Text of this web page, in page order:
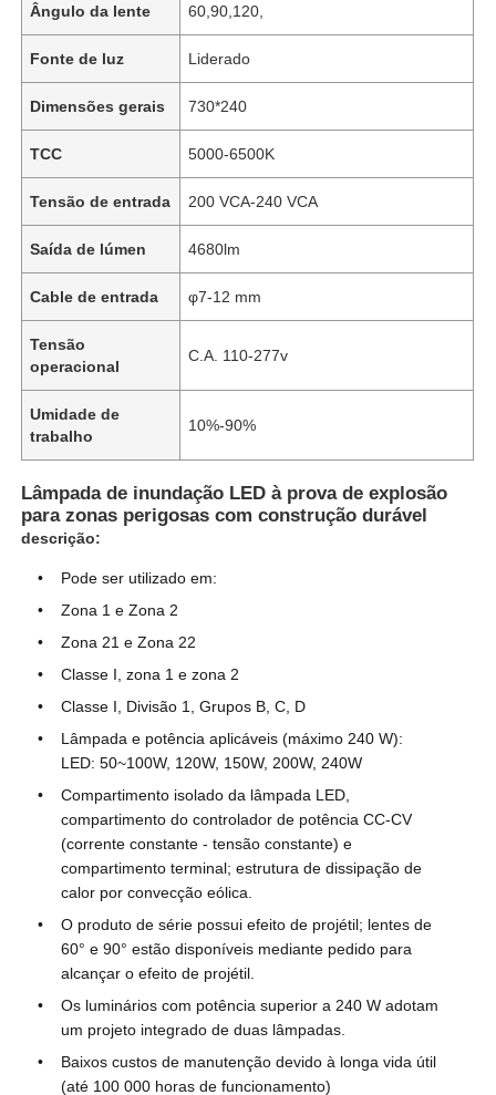
Produtos
Controle de Qualidade
Fale Conosco
Pedir um orçamento
Iluminação à prova de explosões
Luz à prova de explosões do alarme
ventilador à prova de explosão
Ângulo da lente 60,90,120,
Fonte de luz Liderado
Dimensões gerais 730*240
TCC 5000-6500K
Tensão de entrada 200 VCA-240 VCA
Saída de lúmen 4680lm
Cable de entrada φ7-12 mm
Tensão
operacional
C.A. 110-277v
Umidade de
trabalho
10%-90%
Lâmpada de inundação LED à prova de explosão
para zonas perigosas com construção durável
descrição:
Pode ser utilizado em:
Zona 1 e Zona 2
Zona 21 e Zona 22
Classe I, zona 1 e zona 2
Classe I, Divisão 1, Grupos B, C, D
Lâmpada e potência aplicáveis (máximo 240 W):
LED: 50~100W, 120W, 150W, 200W, 240W
Compartimento isolado da lâmpada LED,
compartimento do controlador de potência CC-CV
(corrente constante - tensão constante) e
compartimento terminal; estrutura de dissipação de
calor por convecção eólica.
O produto de série possui efeito de projétil; lentes de
60° e 90° estão disponíveis mediante pedido para
alcançar o efeito de projétil.
Os luminários com potência superior a 240 W adotam
um projeto integrado de duas lâmpadas.
Baixos custos de manutenção devido à longa vida útil
(até 100 000 horas de funcionamento)